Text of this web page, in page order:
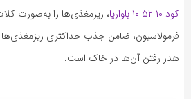
کود ۱۰ ۵۲ ۱۰ باواریا
فرمولاسیون، ضامن جذب حداکثری ریزمغذی‌ها
هدر رفتن آن‌ها در خاک است.